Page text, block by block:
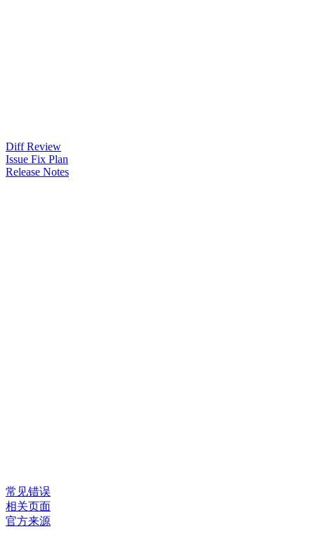
Diff Review
Issue Fix Plan
Release Notes
常见错误
相关页面
官方来源